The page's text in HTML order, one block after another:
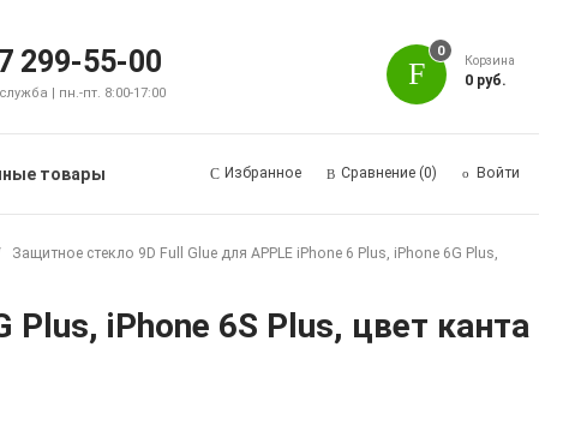
299-55-00
| пн.-пт. 8:00-17:00
0
Корзина
0 руб.
товары Избранное Сравнение (0) Войти
Защитное стекло 9D Full Glue для APPLE iPhone 6 Plus, iPhone 6G Plus,
Plus, iPhone 6S Plus, цвет канта